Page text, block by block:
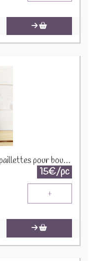
Arbre de Noël argent brillant paillettes pour bougie 1650 B 2290
15€/pc
+